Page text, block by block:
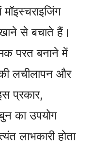
से बचाते हैं।
परत बनाने में
लचीलापन और
प्रकार,
का उपयोग
लाभकारी होता